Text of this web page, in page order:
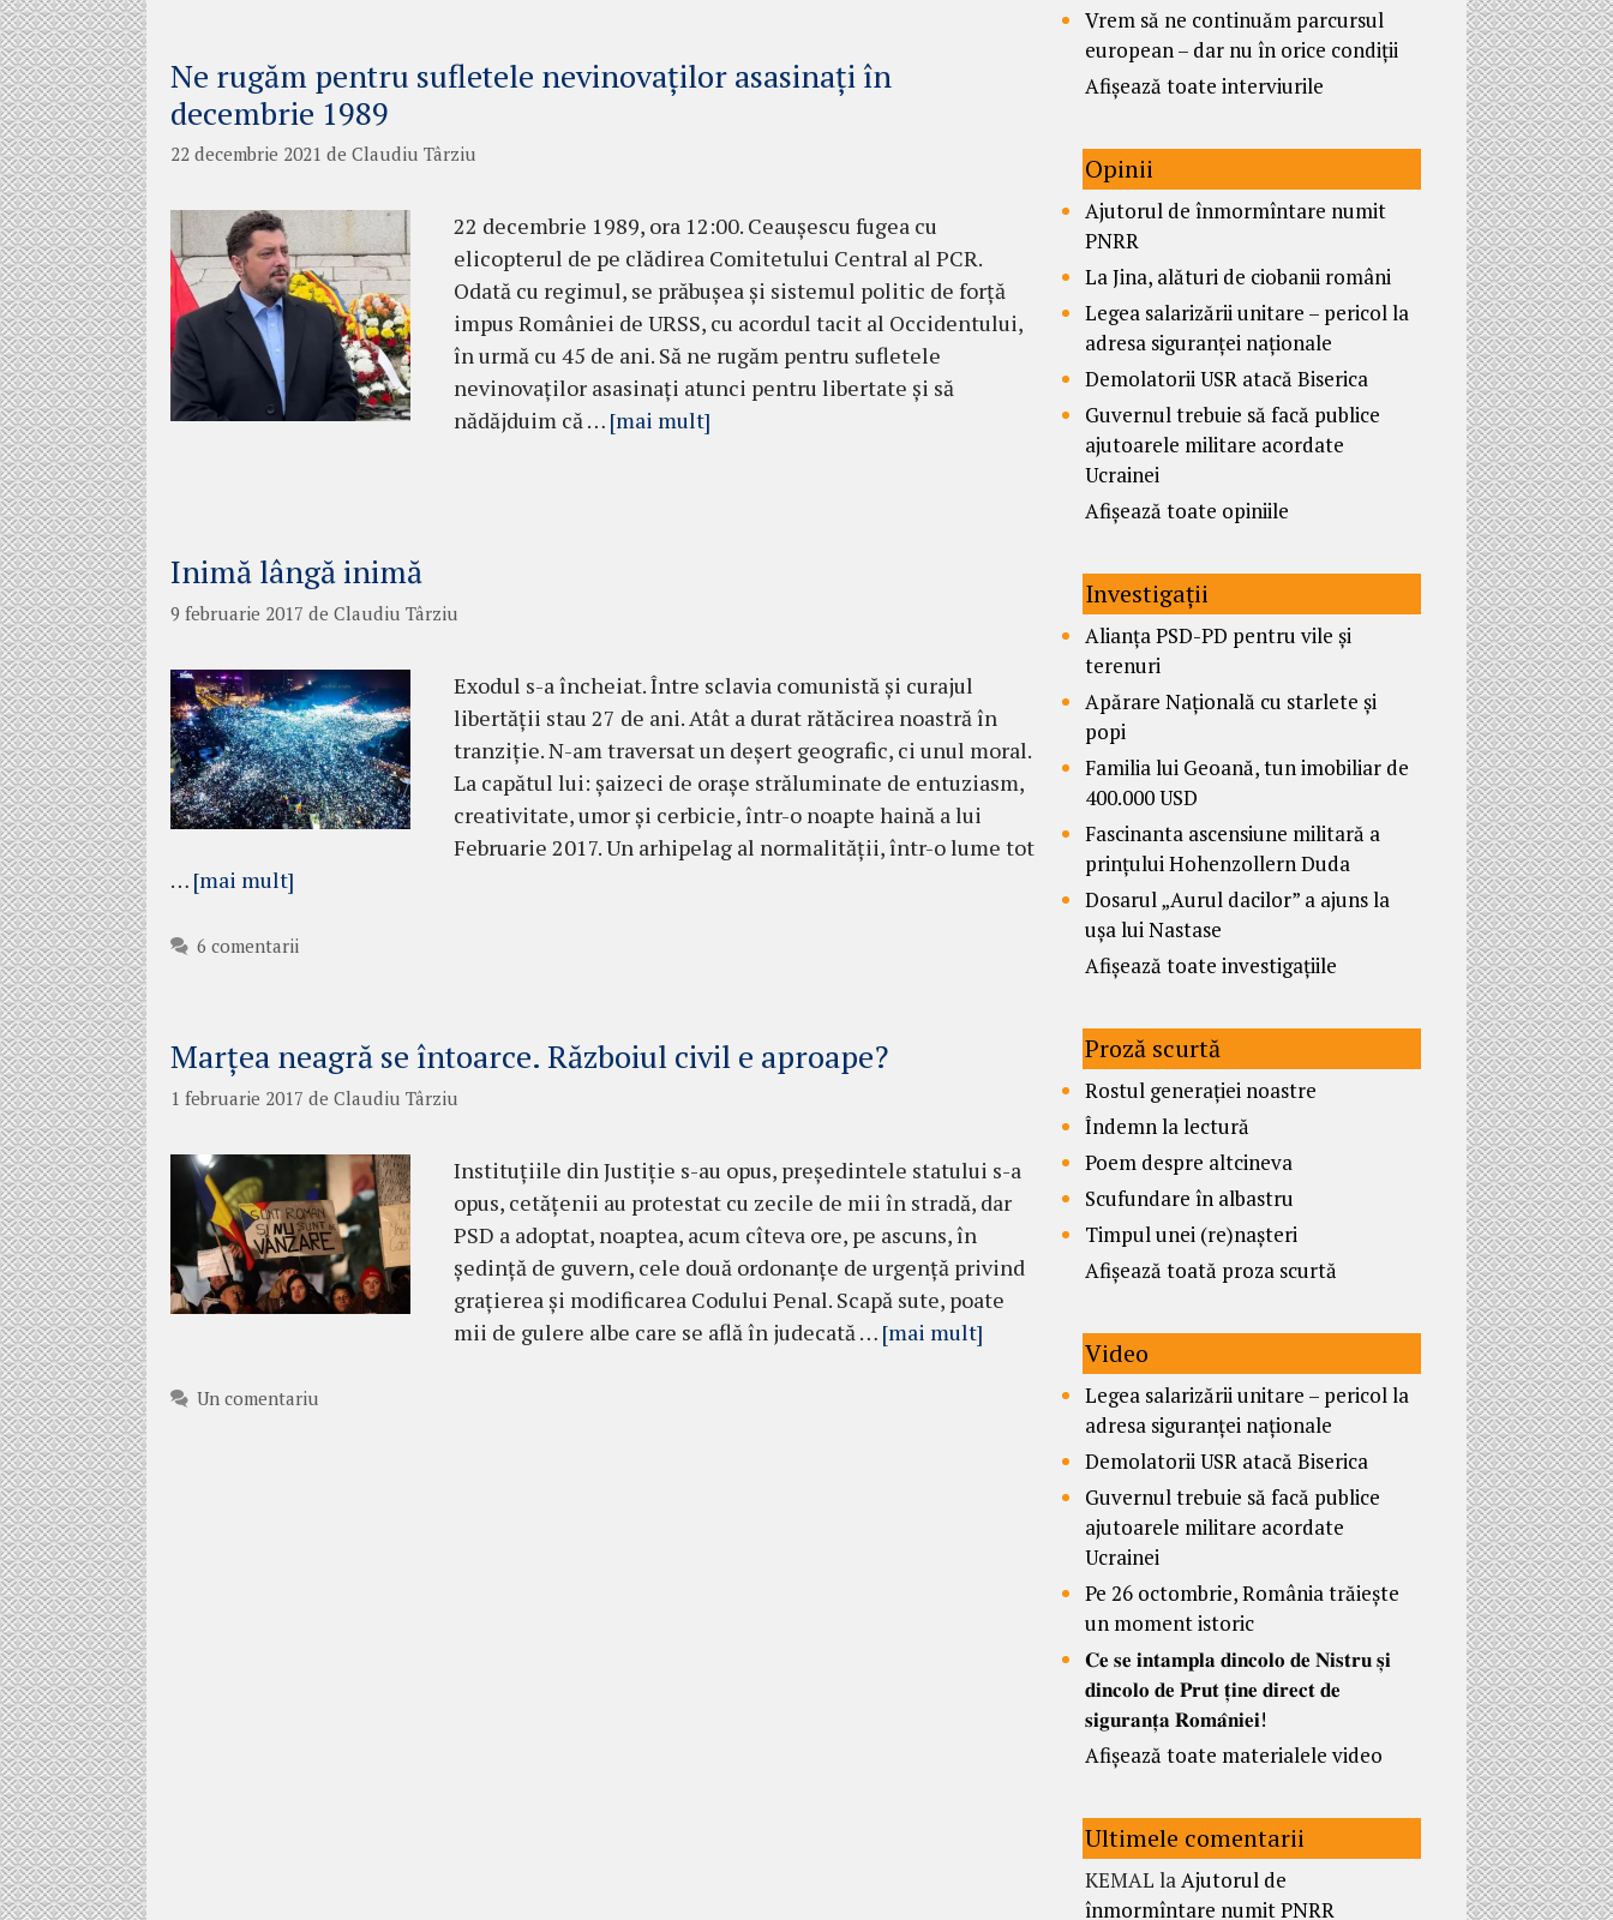
Ne rugăm pentru sufletele nevinovaților asasinați în
decembrie 1989
22 decembrie 2021 de Claudiu Târziu
22 decembrie 1989, ora 12:00. Ceaușescu fugea cu
elicopterul de pe clădirea Comitetului Central al PCR.
Odată cu regimul, se prăbușea și sistemul politic de forță
impus României de URSS, cu acordul tacit al Occidentului,
în urmă cu 45 de ani. Să ne rugăm pentru sufletele
nevinovaților asasinați atunci pentru libertate și să
nădăjduim că … [mai mult]
Inimă lângă inimă
9 februarie 2017 de Claudiu Târziu
Exodul s-a încheiat. Între sclavia comunistă și curajul
libertății stau 27 de ani. Atât a durat rătăcirea noastră în
tranziție. N-am traversat un deșert geografic, ci unul moral.
La capătul lui: șaizeci de orașe străluminate de entuziasm,
creativitate, umor și cerbicie, într-o noapte haină a lui
Februarie 2017. Un arhipelag al normalității, într-o lume tot
… [mai mult]
6 comentarii
Marțea neagră se întoarce. Războiul civil e aproape?
1 februarie 2017 de Claudiu Târziu
Instituțiile din Justiție s-au opus, președintele statului s-a
opus, cetățenii au protestat cu zecile de mii în stradă, dar
PSD a adoptat, noaptea, acum cîteva ore, pe ascuns, în
ședință de guvern, cele două ordonanțe de urgență privind
grațierea și modificarea Codului Penal. Scapă sute, poate
mii de gulere albe care se află în judecată … [mai mult]
Un comentariu
Vrem să ne continuăm parcursul
european – dar nu în orice condiții
Afișează toate interviurile
Opinii
Ajutorul de înmormîntare numit
PNRR
La Jina, alături de ciobanii români
Legea salarizării unitare – pericol la
adresa siguranței naționale
Demolatorii USR atacă Biserica
Guvernul trebuie să facă publice
ajutoarele militare acordate
Ucrainei
Afișează toate opiniile
Investigații
Alianța PSD-PD pentru vile și
terenuri
Apărare Națională cu starlete și
popi
Familia lui Geoană, tun imobiliar de
400.000 USD
Fascinanta ascensiune militară a
prințului Hohenzollern Duda
Dosarul „Aurul dacilor” a ajuns la
ușa lui Nastase
Afișează toate investigațiile
Proză scurtă
Rostul generației noastre
Îndemn la lectură
Poem despre altcineva
Scufundare în albastru
Timpul unei (re)nașteri
Afișează toată proza scurtă
Video
Legea salarizării unitare – pericol la
adresa siguranței naționale
Demolatorii USR atacă Biserica
Guvernul trebuie să facă publice
ajutoarele militare acordate
Ucrainei
Pe 26 octombrie, România trăiește
un moment istoric
𝐂𝐞 𝐬𝐞 𝐢𝐧𝐭𝐚𝐦𝐩𝐥𝐚 𝐝𝐢𝐧𝐜𝐨𝐥𝐨 𝐝𝐞 𝐍𝐢𝐬𝐭𝐫𝐮 𝐬̦𝐢
𝐝𝐢𝐧𝐜𝐨𝐥𝐨 𝐝𝐞 𝐏𝐫𝐮𝐭 𝐭̦𝐢𝐧𝐞 𝐝𝐢𝐫𝐞𝐜𝐭 𝐝𝐞
𝐬𝐢𝐠𝐮𝐫𝐚𝐧𝐭̦𝐚 𝐑𝐨𝐦𝐚̂𝐧𝐢𝐞𝐢!
Afișează toate materialele video
Ultimele comentarii
KEMAL laAjutorul de
înmormîntare numit PNRR